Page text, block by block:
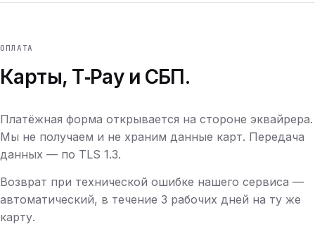
ОПЛАТА
Карты, T‑Pay и СБП.
Платёжная форма открывается на стороне эквайрера.
Мы не получаем и не храним данные карт. Передача
данных — по TLS 1.3.
Возврат при технической ошибке нашего сервиса —
автоматический, в течение 3 рабочих дней на ту же
карту.